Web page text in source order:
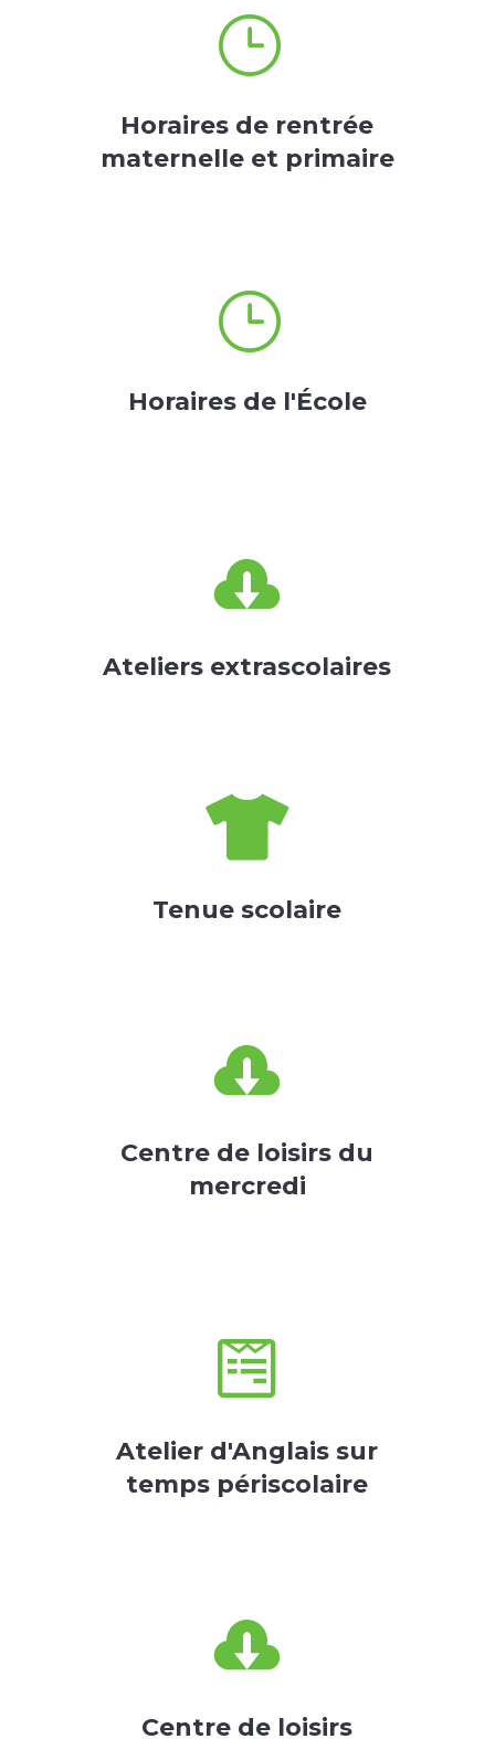
}
Horaires de rentrée
maternelle et primaire
}
Horaires de l'École

Ateliers extrascolaires

Tenue scolaire

Centre de loisirs du
mercredi

Atelier d'Anglais sur
temps périscolaire

Centre de loisirs